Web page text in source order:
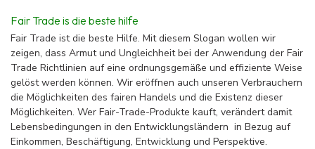
Fair Trade is die beste hilfe
Fair Trade ist die beste Hilfe. Mit diesem Slogan wollen wir
zeigen, dass Armut und Ungleichheit bei der Anwendung der Fair
Trade Richtlinien auf eine ordnungsgemäße und effiziente Weise
gelöst werden können. Wir eröffnen auch unseren Verbrauchern
die Möglichkeiten des fairen Handels und die Existenz dieser
Möglichkeiten. Wer Fair-Trade-Produkte kauft, verändert damit
Lebensbedingungen in den Entwicklungsländern in Bezug auf
Einkommen, Beschäftigung, Entwicklung und Perspektive.